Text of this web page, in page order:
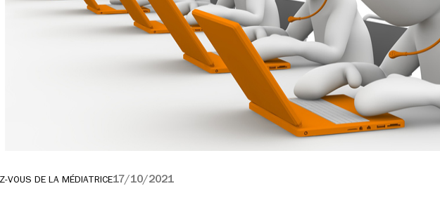
VOUS DE LA MÉDIATRICE17/10/2021